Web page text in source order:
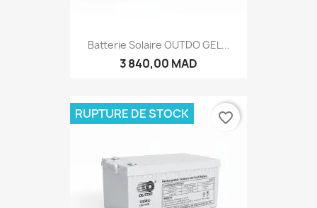
Batterie Solaire OUTDO GEL...
3 840,00 MAD
RUPTURE DE STOCK favorite_border